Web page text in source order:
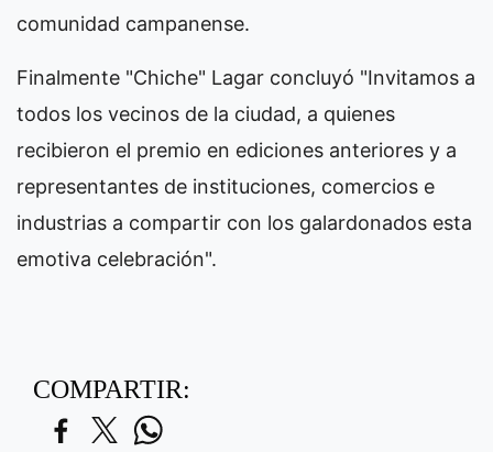
comunidad campanense.
Finalmente "Chiche" Lagar concluyó "Invitamos a
todos los vecinos de la ciudad, a quienes
recibieron el premio en ediciones anteriores y a
representantes de instituciones, comercios e
industrias a compartir con los galardonados esta
emotiva celebración".
COMPARTIR: